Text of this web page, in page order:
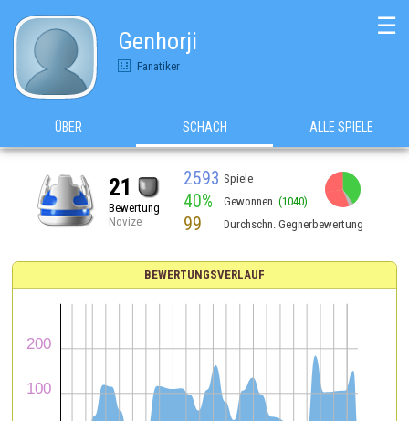
Genhorji
Fanatiker
☰
ÜBER SCHACH ALLE SPIELE
21
Bewertung
Novize
2593 Spiele
40% Gewonnen (1040)
99 Durchschn. Gegnerbewertung
BEWERTUNGSVERLAUF